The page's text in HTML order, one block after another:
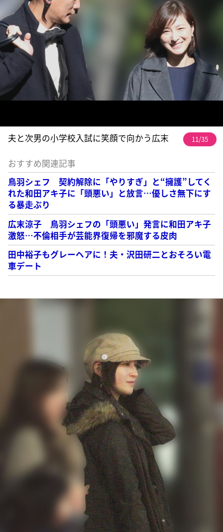
夫と次男の小学校入試に笑顔で向かう広末 11/35
おすすめ関連記事
鳥羽シェフ 契約解除に「やりすぎ」と“擁護”してく
れた和田アキ子に「頭悪い」と放言…優しさ無下にす
る暴走ぶり
広末涼子 鳥羽シェフの「頭悪い」発言に和田アキ子
激怒…不倫相手が芸能界復帰を邪魔する皮肉
田中裕子もグレーヘアに！夫・沢田研二とおそろい電
車デート